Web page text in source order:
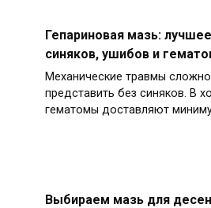
Гепариновая мазь:
синяков, ушибов и
Механические травмы
представить без синяков. В
гематомы доставляют
Выбираем мазь для